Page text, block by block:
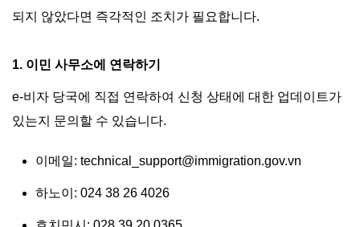
되지 않았다면 즉각적인 조치가 필요합니다.
1. 이민 사무소에 연락하기
e-비자 당국에 직접 연락하여 신청 상태에 대한 업데이트가
있는지 문의할 수 있습니다.
이메일: technical_support@immigration.gov.vn
하노이: 024 38 26 4026